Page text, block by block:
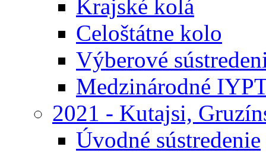
Krajské kolá
Celoštátne kolo
Výberové
Medzinárodné
2021 - Kutajsi,
Úvodné sústredenie